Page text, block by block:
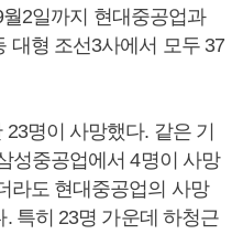
2일까지 현대중공업과
대형 조선3사에서 모두 37
명이 사망했다. 같은 기
성중공업에서 4명이 사망
라도 현대중공업의 사망
특히 23명 가운데 하청근